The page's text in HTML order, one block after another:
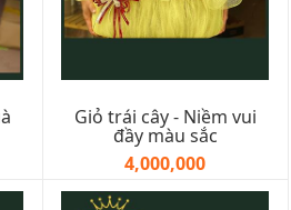
Giỏ trái cây - Niềm vui
đầy màu sắc
4,000,000